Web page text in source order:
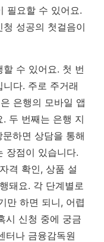
필요할 수 있어요.
성공의 첫걸음이
수 있어요. 첫 번
다. 주로 주거래
은행의 모바일 앱
두 번째는 은행 지
하면 상담을 통해
장점이 있습니다.
격 확인, 상품 설
돼요. 각 단계별로
만 하면 되니, 어렵
시 신청 중에 궁금
터나 금융감독원